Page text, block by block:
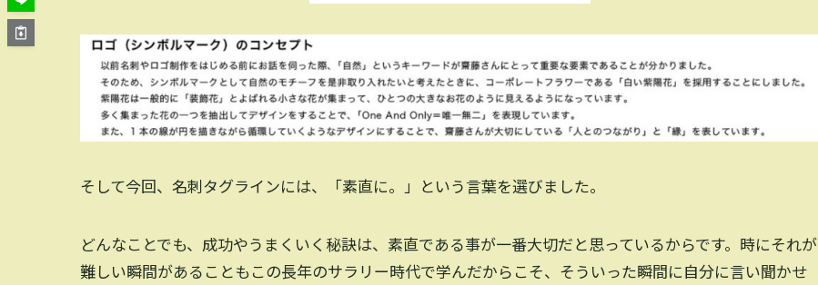
そして今回、名刺タグラインには、「素直に。」という言葉を選びました。
どんなことでも、成功やうまくいく秘訣は、素直である事が一番大切だと思っているからです。時にそれが
難しい瞬間があることもこの長年のサラリー時代で学んだからこそ、そういった瞬間に自分に言い聞かせ